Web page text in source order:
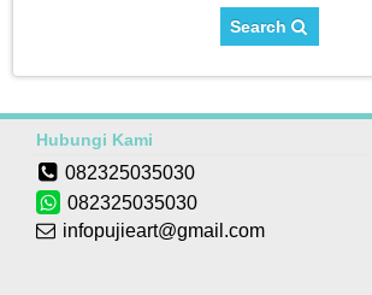
Search
Hubungi Kami
082325035030
082325035030
infopujieart@gmail.com